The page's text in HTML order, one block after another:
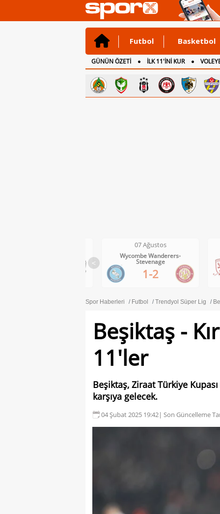
Futbol Basketbol
GÜNÜN ÖZETİ İLK 11'İNİ KUR
CANLI ANLATIM
İNGİLTERE
<
07 Ağustos
Wycombe Wanderers-
Stevenage
Spor Haberleri Futbol Trendyol Süper Lig
Beşiktaş -
11'ler
Beşiktaş, Ziraat Türkiye
karşıya gelecek.
04 Şubat 2025 19:42| Son Güncelleme